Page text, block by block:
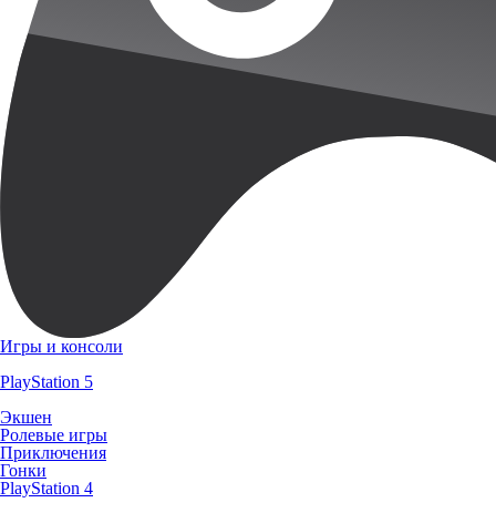
Игры и консоли
PlayStation 5
Экшен
Ролевые игры
Приключения
Гонки
PlayStation 4